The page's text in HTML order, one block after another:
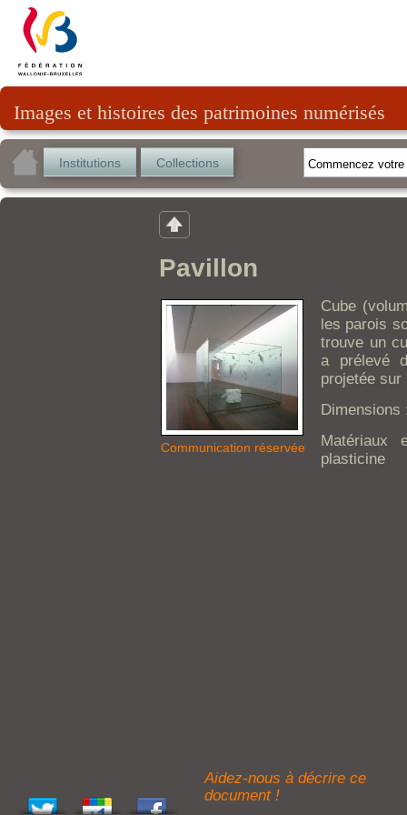
Images et histoires des patrimoines numérisés
Institutions Collections
Pavillon
Communication réservée
Cube
les parois
trouve un
a prélevé
projetée
Dimensions
Matériaux
plasticine
Aidez-nous à décrire ce
document !